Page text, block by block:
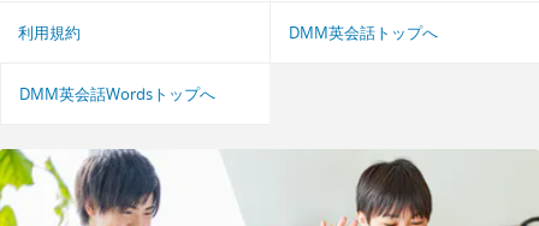
利用規約 DMM英会話トップへ
DMM英会話Wordsトップへ